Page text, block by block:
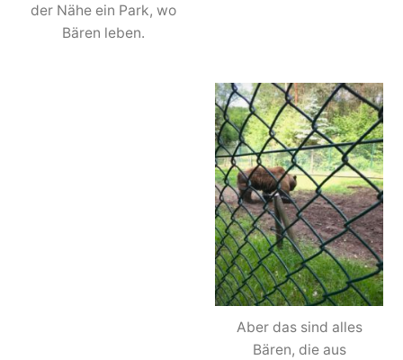
der Nähe ein Park, wo
Bären leben.
Aber das sind alles
Bären, die aus